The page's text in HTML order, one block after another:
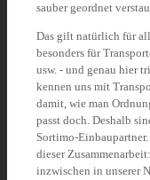
sauber geordnet
Das gilt natürlich für
besonders für
usw. - und genau hier
kennen uns mit
damit, wie man
passt doch. Deshalb
Sortimo-
dieser
inzwischen in unserer